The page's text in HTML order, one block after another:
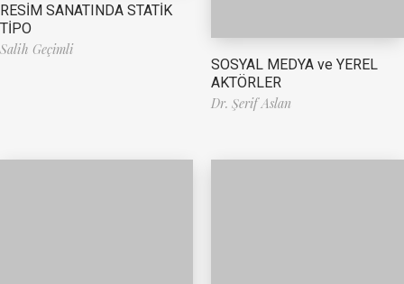
RESİM SANATINDA STATİK
TİPO
Salih Geçimli
SOSYAL MEDYA ve YEREL
AKTÖRLER
Dr. Şerif Aslan